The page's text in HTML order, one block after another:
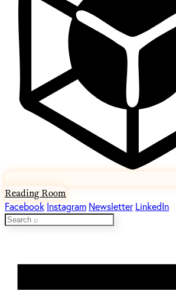
Reading Room
Facebook Instagram Newsletter LinkedIn